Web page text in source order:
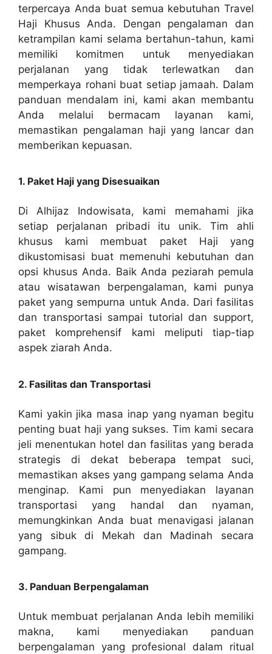
terpercaya Anda buat semua kebutuhan Travel
Haji Khusus Anda. Dengan pengalaman dan
ketrampilan kami selama bertahun-tahun, kami
memiliki komitmen untuk menyediakan
perjalanan yang tidak terlewatkan dan
memperkaya rohani buat setiap jamaah. Dalam
panduan mendalam ini, kami akan membantu
Anda melalui bermacam layanan kami,
memastikan pengalaman haji yang lancar dan
memberikan kepuasan.
1. Paket Haji yang Disesuaikan
Di Alhijaz Indowisata, kami memahami jika
setiap perjalanan pribadi itu unik. Tim ahli
khusus kami membuat paket Haji yang
dikustomisasi buat memenuhi kebutuhan dan
opsi khusus Anda. Baik Anda peziarah pemula
atau wisatawan berpengalaman, kami punya
paket yang sempurna untuk Anda. Dari fasilitas
dan transportasi sampai tutorial dan support,
paket komprehensif kami meliputi tiap-tiap
aspek ziarah Anda.
2. Fasilitas dan Transportasi
Kami yakin jika masa inap yang nyaman begitu
penting buat haji yang sukses. Tim kami secara
jeli menentukan hotel dan fasilitas yang berada
strategis di dekat beberapa tempat suci,
memastikan akses yang gampang selama Anda
menginap. Kami pun menyediakan layanan
transportasi yang handal dan nyaman,
memungkinkan Anda buat menavigasi jalanan
yang sibuk di Mekah dan Madinah secara
gampang.
3. Panduan Berpengalaman
Untuk membuat perjalanan Anda lebih memiliki
makna, kami menyediakan panduan
berpengalaman yang profesional dalam ritual